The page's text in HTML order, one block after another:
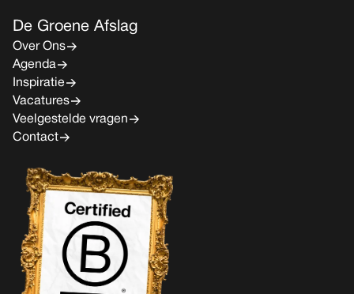
De Groene Afslag
Over Ons
Agenda
Inspiratie
Vacatures
Veelgestelde vragen
Contact